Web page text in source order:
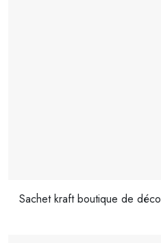
Sachet kraft boutique de déco